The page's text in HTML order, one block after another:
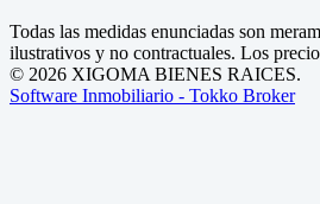
Todas las medidas enunciadas son
ilustrativos y no contractuales. Los
© 2026 XIGOMA BIENES RAICES.
Software Inmobiliario - Tokko Broker